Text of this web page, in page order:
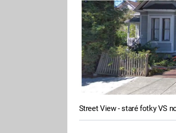
Street View - staré fotky VS